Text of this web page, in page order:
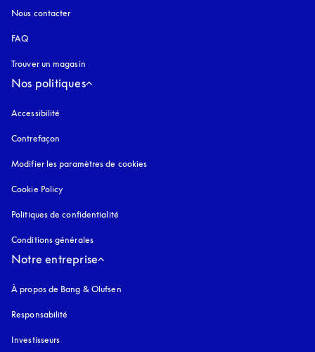
Nous contacter
FAQ
Trouver un magasin
Nos politiques
Accessibilité
Contrefaçon
Modifier les paramètres de cookies
Cookie Policy
Politiques de confidentialité
Conditions générales
Notre entreprise
À propos de Bang & Olufsen
Responsabilité
Investisseurs